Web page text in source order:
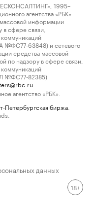
1995–
агентства «РБК»
информации
сфере связи,
№ФС77-63848) и сетевого
средства массовой
по надзору в сфере связи,
№ФС77-82385)
агентство «РБК».
Петербургская биржа
данных
18+